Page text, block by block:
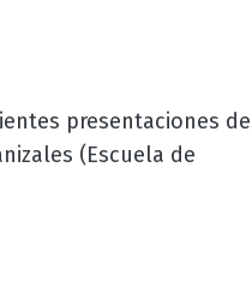
presentaciones
(Escuela de